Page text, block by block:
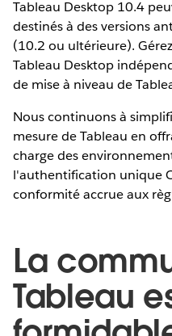
Tableau Desktop 10.4
destinés à des versions
(10.2 ou ultérieure).
Tableau Desktop
de mise à niveau de
Nous continuons à
mesure de Tableau en
charge des
l'authentification unique
conformité accrue aux
La
Tableau